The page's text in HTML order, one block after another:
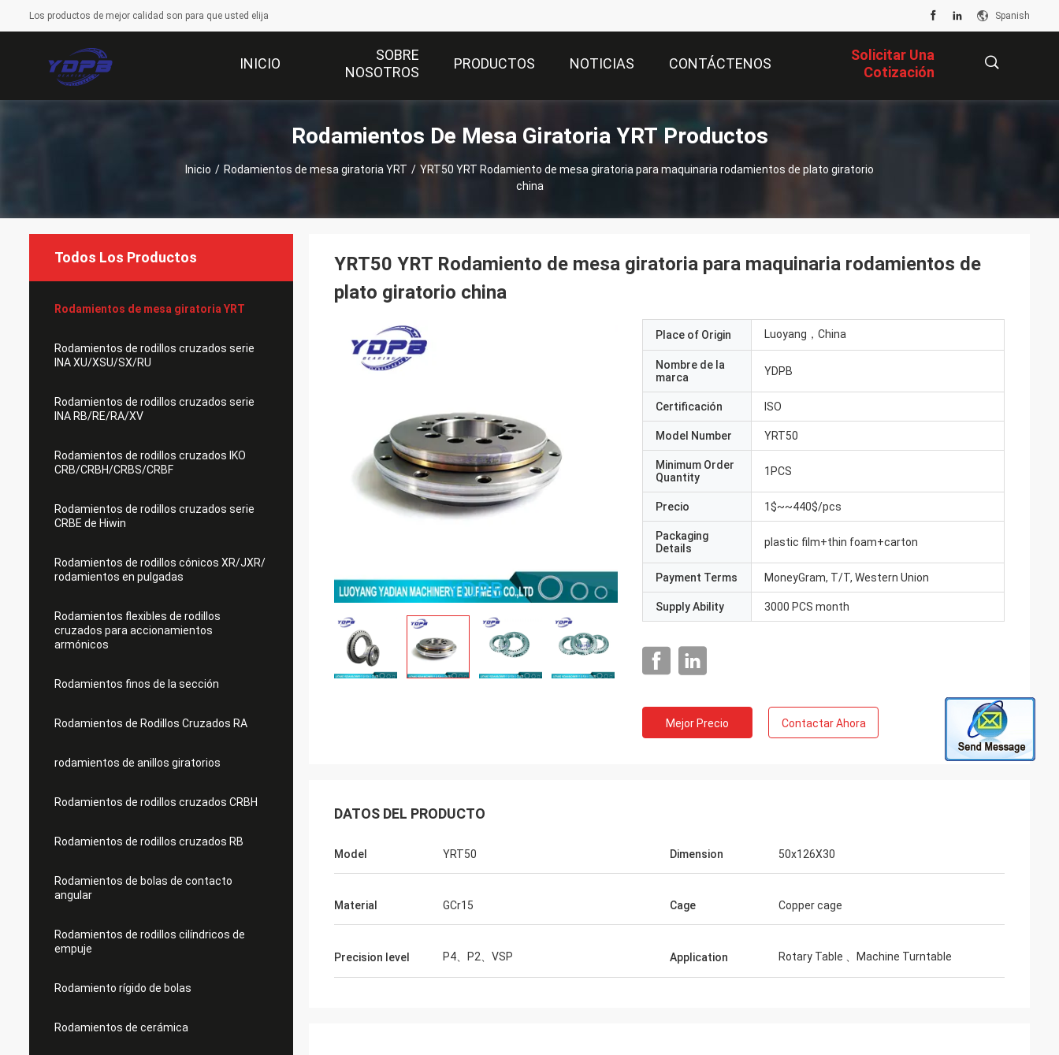
Los productos de mejor calidad son para que usted elija Spanish
INICIO
SOBRE
NOSOTROS
PRODUCTOS NOTICIAS CONTÁCTENOS
Solicitar Una
Cotización
Rodamientos De Mesa Giratoria YRT Productos
Inicio / Rodamientos de mesa giratoria YRT / YRT50 YRT Rodamiento de mesa giratoria para maquinaria rodamientos de plato giratorio
china
Todos Los Productos
Rodamientos de mesa giratoria YRT
Rodamientos de rodillos cruzados serie
INA XU/XSU/SX/RU
Rodamientos de rodillos cruzados serie
INA RB/RE/RA/XV
Rodamientos de rodillos cruzados IKO
CRB/CRBH/CRBS/CRBF
Rodamientos de rodillos cruzados serie
CRBE de Hiwin
Rodamientos de rodillos cónicos XR/JXR/
rodamientos en pulgadas
Rodamientos flexibles de rodillos
cruzados para accionamientos
armónicos
Rodamientos finos de la sección
Rodamientos de Rodillos Cruzados RA
rodamientos de anillos giratorios
Rodamientos de rodillos cruzados CRBH
Rodamientos de rodillos cruzados RB
Rodamientos de bolas de contacto
angular
Rodamientos de rodillos cilíndricos de
empuje
Rodamiento rígido de bolas
Rodamientos de cerámica
YRT50 YRT Rodamiento de mesa giratoria para maquinaria rodamientos de
plato giratorio china
Place of Origin Luoyang，China
Nombre de la
marca
YDPB
Certificación ISO
Model Number YRT50
Minimum Order
Quantity
1PCS
Precio 1$~~440$/pcs
Packaging
Details
plastic film+thin foam+carton
Payment Terms MoneyGram, T/T, Western Union
Supply Ability 3000 PCS month
Mejor Precio Contactar Ahora
DATOS DEL PRODUCTO
Model YRT50 Dimension 50x126X30
Material GCr15 Cage Copper cage
Precision level P4、P2、VSP Application Rotary Table 、Machine Turntable